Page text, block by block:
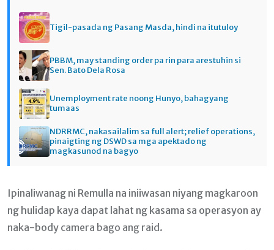
Tigil-pasada ng Pasang Masda, hindi na itutuloy
PBBM, may standing order pa rin para arestuhin si
Sen. Bato Dela Rosa
Unemployment rate noong Hunyo, bahagyang
tumaas
NDRRMC, nakasailalim sa full alert; relief operations,
pinaigting ng DSWD sa mga apektado ng
magkasunod na bagyo
Ipinaliwanag ni Remulla na iniiwasan niyang magkaroon
ng hulidap kaya dapat lahat ng kasama sa operasyon ay
naka-body camera bago ang raid.